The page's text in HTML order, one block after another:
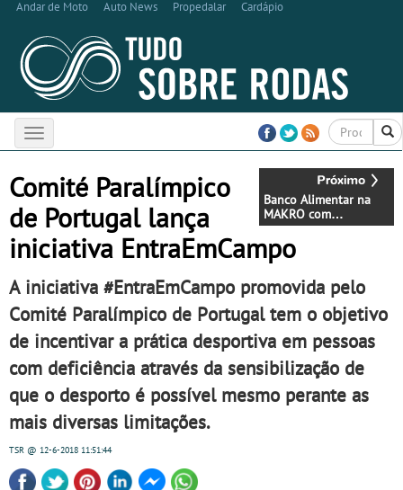
Andar de Moto Auto News Propedalar Cardápio
Toggle
navigation
Banco Alimentar na
MAKRO com
Campanha Ajuda Vale
e Recolha de
Alimentos
Comité Paralímpico
de Portugal lança
iniciativa EntraEmCampo
A iniciativa #EntraEmCampo promovida pelo
Comité Paralímpico de Portugal tem o objetivo
de incentivar a prática desportiva em pessoas
com deficiência através da sensibilização de
que o desporto é possível mesmo perante as
mais diversas limitações.
TSR @ 12-6-2018 11:51:44